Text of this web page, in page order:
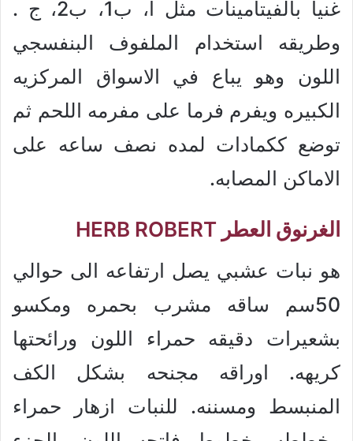
غنيا بالفيتامينات مثل ا، ب1، ب2، ج .
وطريقه استخدام الملفوف البنفسجي
اللون وهو يباع في الاسواق المركزيه
الكبيره ويفرم فرما على مفرمه اللحم ثم
توضع ككمادات لمده نصف ساعه على
الاماكن المصابه.
الغرنوق العطر HERB ROBERT
هو نبات عشبي يصل ارتفاعه الى حوالي
50سم ساقه مشرب بحمره ومكسو
بشعيرات دقيقه حمراء اللون ورائحتها
كريهه. اوراقه مجنحه بشكل الكف
المنبسط ومسننه. للنبات ازهار حمراء